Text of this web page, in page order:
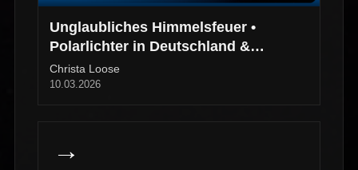
Unglaubliches Himmelsfeuer •
Polarlichter in Deutschland &
Norwegen
Christa Loose
10.03.2026
→